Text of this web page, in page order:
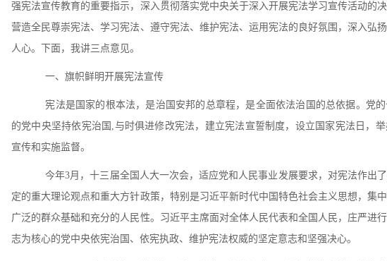
投资箴言
种一棵树最合适的时间
是十年前，其次是现在。
强宪法宣传教育的重要指示，深入贯彻落实党中央关于深入开展宪法学习宣传活动的
营造全民尊崇宪法、学习宪法、遵守宪法、维护宪法、运用宪法的良好氛围，深入弘
人心。下面，我讲三点意见。
一、旗帜鲜明开展宪法宣传
宪法是国家的根本法，是治国安邦的总章程，是全面依法治国的总依据。党的
的党中央坚持依宪治国,与时俱进修改宪法，建立宪法宣誓制度，设立国家宪法日，
宣传和实施监督。
今年3月，十三届全国人大一次会，适应党和人民事业发展要求，对宪法作出
定的重大理论观点和重大方针政策，特别是习近平新时代中国特色社会主义思想，集
广泛的群众基础和充分的人民性。习近平主席面对全体人民代表和全国人民，庄严进
志为核心的党中央依宪治国、依宪执政、维护宪法权威的坚定意志和坚强决心。